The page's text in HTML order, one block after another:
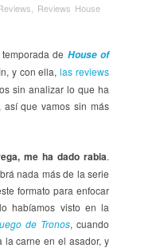
Reviews House
de House of
y con ella,las reviews
sin analizar lo que ha
que vamos sin más
me ha dado rabia.
nada más de la serie
formato para enfocar
habíamos visto en la
de Tronos, cuando
la carne en el asador, y